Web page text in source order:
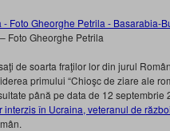
Foto Gheorghe Petrila
de soarta fraţilor lor din jurul
primului “Chioşc de ziare ale
până pe data de 12 septembrie
interzis în Ucraina, veteranul de